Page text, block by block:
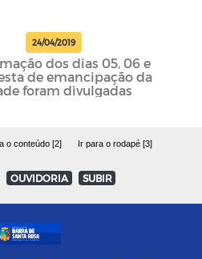
24/04/2019
dos dias 05, 06 e
de emancipação da
foram divulgadas
o conteúdo [2] Ir para o rodapé [3]
OUVIDORIA SUBIR